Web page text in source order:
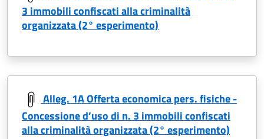
3 immobili confiscati alla criminalità
organizzata (2° esperimento)
Alleg. 1A Offerta economica pers. fisiche -
Concessione d’uso di n. 3 immobili confiscati
alla criminalità organizzata (2° esperimento)